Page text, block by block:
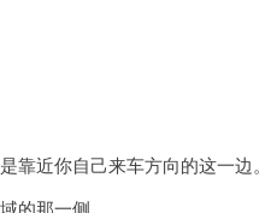
靠近你自己来车方向的这一边。
的那一侧。